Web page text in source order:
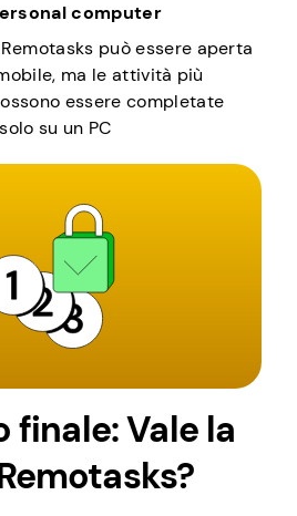
computer
può essere aperta
ma le attività più
essere completate
su un PC
finale: Vale la